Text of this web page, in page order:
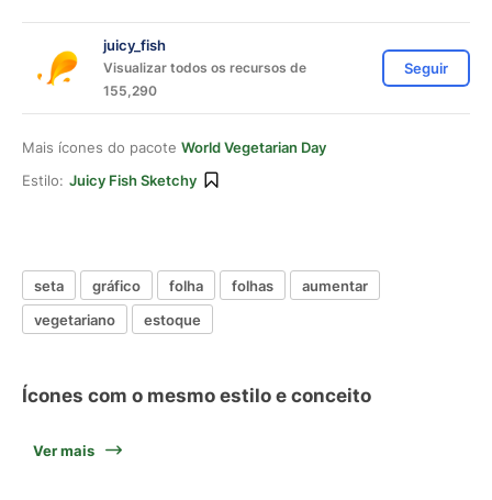
juicy_fish
Visualizar todos os recursos de
155,290
Seguir
Mais ícones do pacote World Vegetarian Day
Estilo: Juicy Fish Sketchy
seta gráfico folha folhas
aumentar
vegetariano
estoque
Ícones com o mesmo estilo e conceito
Ver mais